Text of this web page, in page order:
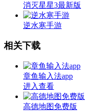
消灭星星3最新版
逆水寒手游
相关下载
章鱼输入法app
进入查看
高德地图免费版